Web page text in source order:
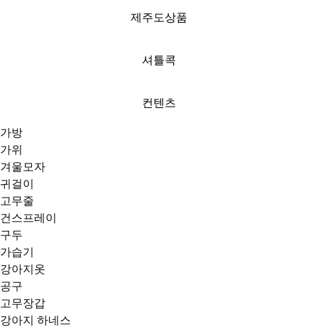
제주도상품
셔틀콕
컨텐츠
가방
가위
겨울모자
귀걸이
고무줄
건스프레이
구두
가습기
강아지옷
공구
고무장갑
강아지 하네스